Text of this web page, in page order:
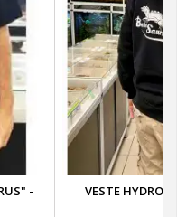
-
VESTE